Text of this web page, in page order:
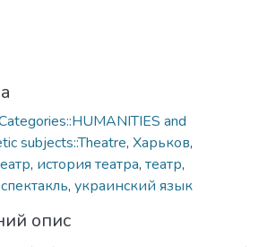
and
subjects::Theatre, Харьков,
, история театра, театр,
, украинский язык
опис